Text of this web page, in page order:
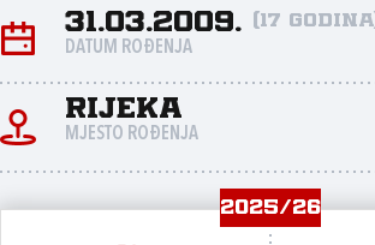
31.03.2009. (17 godina)
DATUM ROĐENJA
Rijeka
MJESTO ROĐENJA
2025/26